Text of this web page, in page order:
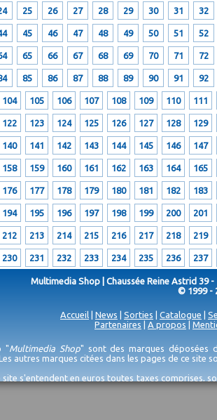
25 26 27 28 29 30 31 32
45 46 47 48 49 50 51 52
65 66 67 68 69 70 71 72
85 86 87 88 89 90 91 92
104 105 106 107 108 109 110 111
122 123 124 125 126 127 128 129
140 141 142 143 144 145 146 147
158 159 160 161 162 163 164 165
176 177 178 179 180 181 182 183
194 195 196 197 198 199 200 201
212 213 214 215 216 217 218 219
230 231 232 233 234 235 236 237
Multimedia Shop | Chaussée Reine Astrid 39 -
© 1999 -
Accueil News Sorties Catalogue
Partenaires
A propos
"Multimedia Shop" sont des marques déposées
autres marques citées dans les pages de ce site
site s'entendent en euros toutes taxes comprises,
sauf épuisement du stock et/ou impossibilité de